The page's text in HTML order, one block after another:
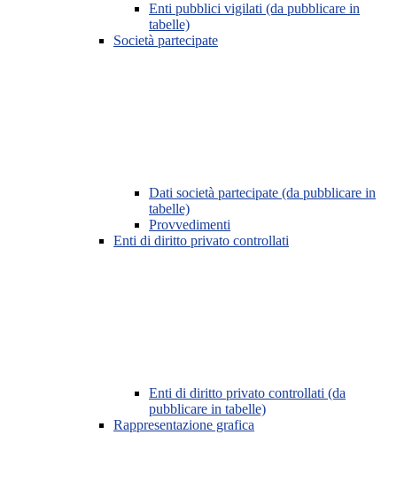
Enti pubblici vigilati (da pubblicare in
tabelle)
Società partecipate
Dati società partecipate (da pubblicare in
tabelle)
Provvedimenti
Enti di diritto privato controllati
Enti di diritto privato controllati (da
pubblicare in tabelle)
Rappresentazione grafica